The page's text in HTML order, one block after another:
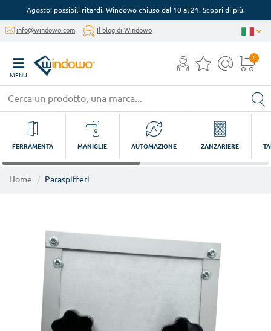
Agosto: possibili ritardi. Windowo chiuso dal 10 al 21. Scopri di più.
info@windowo.com Il blog di Windowo
MENU
0
FERRAMENTA MANIGLIE AUTOMAZIONE ZANZARIERE
Home Paraspifferi